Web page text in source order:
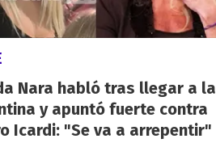
Nara habló tras llegar a la
y apuntó fuerte contra
Icardi: "Se va a arrepentir"